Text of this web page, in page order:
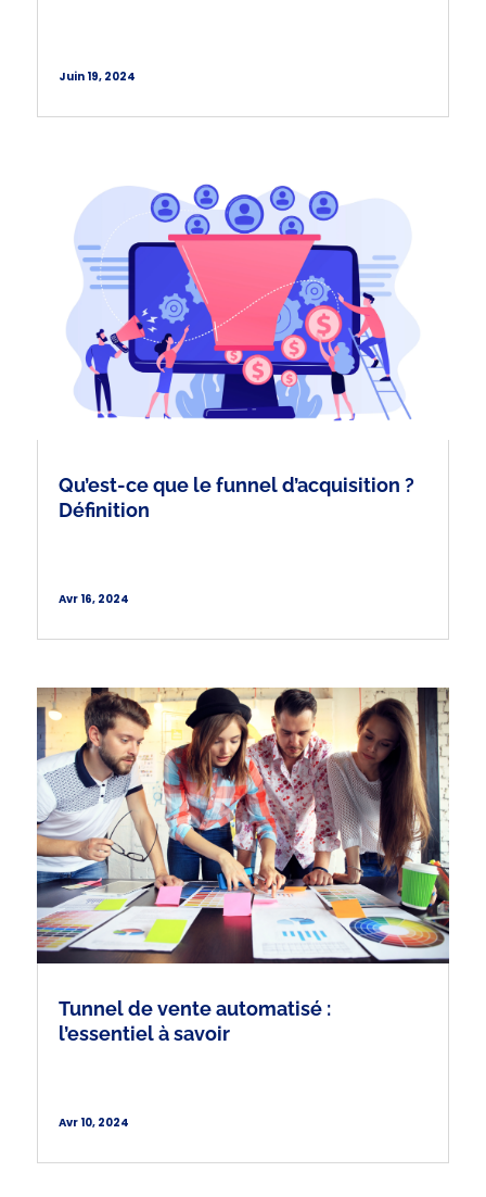
Juin 19, 2024
Qu’est-ce que le funnel d’acquisition ?
Définition
Avr 16, 2024
Tunnel de vente automatisé :
l’essentiel à savoir
Avr 10, 2024